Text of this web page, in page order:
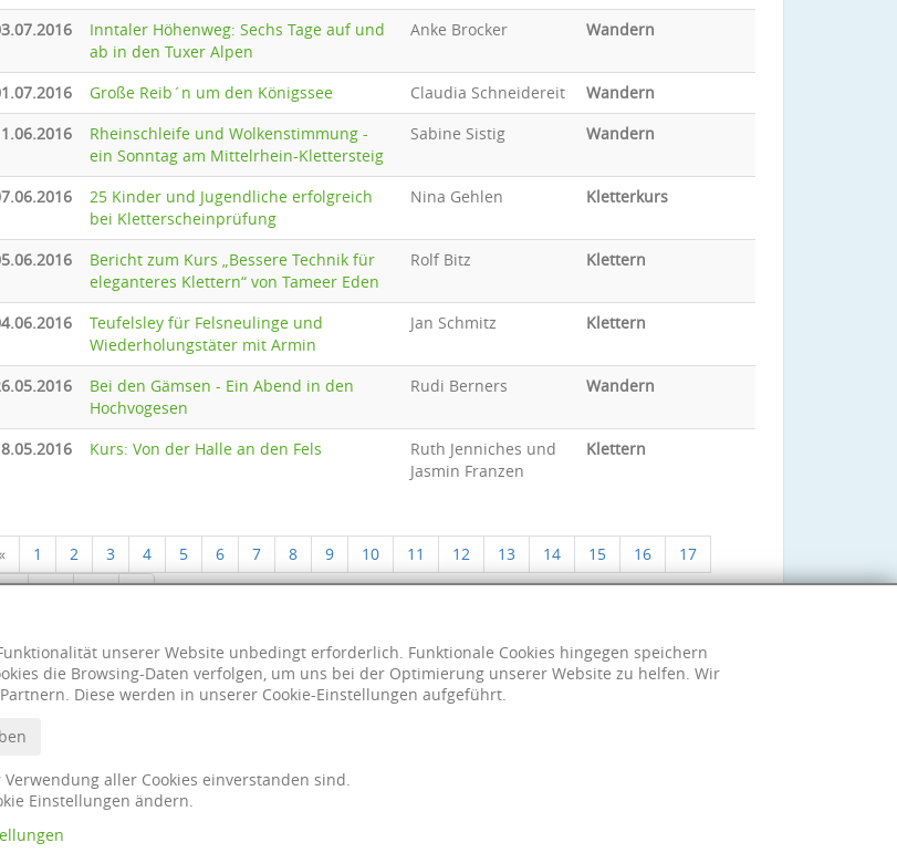
Inntaler Höhenweg: Sechs Tage auf und
ab in den Tuxer Alpen
Anke Brocker Wandern
Große Reib´n um den Königssee Claudia Schneidereit
Wandern
Rheinschleife und Wolkenstimmung -
ein Sonntag am Mittelrhein-Klettersteig
Sabine Sistig Wandern
25 Kinder und Jugendliche erfolgreich
bei Kletterscheinprüfung
Nina Gehlen Kletterkurs
Bericht zum Kurs „Bessere Technik für
eleganteres Klettern“ von Tameer Eden
Rolf Bitz Klettern
Teufelsley für Felsneulinge und
Wiederholungstäter mit Armin
Jan Schmitz Klettern
Bei den Gämsen - Ein Abend in den
Hochvogesen
Rudi Berners Wandern
Kurs: Von der Halle an den Fels
Ruth Jenniches und
Jasmin Franzen
Klettern
1 2 3 4 5 6 7 8 9 10 11 12 13 14 15 16
17
19 20 »
unserer Website unbedingt erforderlich. Funktionale Cookies hingegen speichern
die Browsing-Daten verfolgen, um uns bei der Optimierung unserer Website zu helfen. Wir
Diese werden in unserer Cookie-Einstellungen aufgeführt.
aller Cookies einverstanden sind.
Einstellungen ändern.